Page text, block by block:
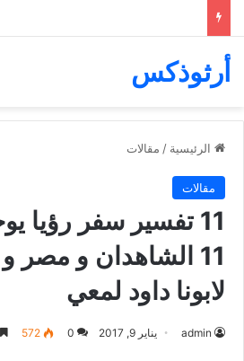
أرثوذكس
الرئيسية / مقالات
مقالات
11 تفسير سفر رؤيا
11 الشاهدان و مصر
لابونا داود لمعي
admin يناير 9, 2017 0
572